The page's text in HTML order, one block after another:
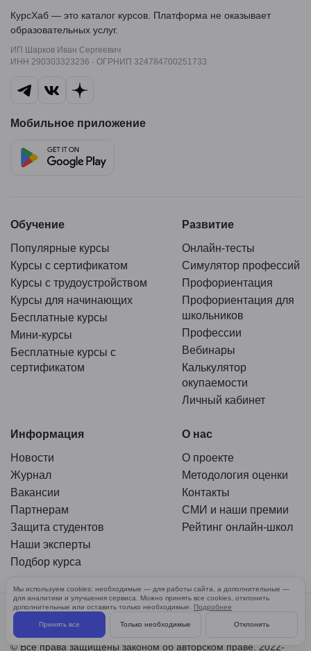
КурсХаб — это каталог курсов. Платформа не оказывает
образовательных услуг.
ИП Шарков Иван Сергеевич
ИНН 290303323236 · ОГРНИП 324784700251733
Мобильное приложение
Обучение
Популярные курсы
Курсы с сертификатом
Курсы с трудоустройством
Курсы для начинающих
Бесплатные курсы
Мини-курсы
Бесплатные курсы с
сертификатом
Развитие
Онлайн-тесты
Симулятор профессий
Профориентация
Профориентация для
школьников
Профессии
Вебинары
Калькулятор
окупаемости
Личный кабинет
Информация
Новости
Журнал
Вакансии
Партнерам
Защита студентов
Наши эксперты
Подбор курса
О нас
О проекте
Методология оценки
Контакты
СМИ и наши премии
Рейтинг онлайн-школ
При использовании материалов гиперссылка на KursHub.ru
обязательна.
© Все права защищены законом об авторском праве. 2022-
Мы используем cookies: необходимые — для работы сайта, а дополнительные —
для аналитики и улучшения сервиса. Можно принять все cookies, отклонить
дополнительные или оставить только необходимые. Подробнее
Принять все Только необходимые Отклонить